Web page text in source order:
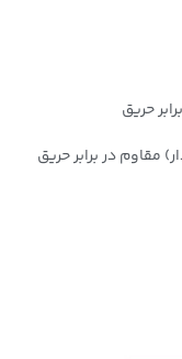
حریق
مقاوم در برابر حریق